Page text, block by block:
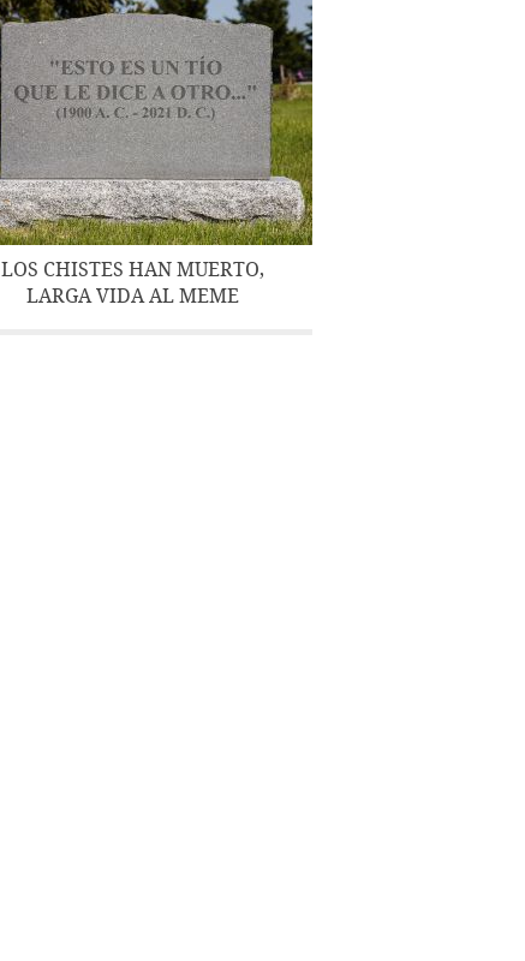
LOS CHISTES HAN MUERTO,
LARGA VIDA AL MEME